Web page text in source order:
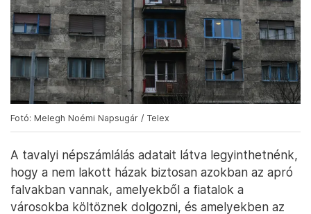
Fotó: Melegh Noémi Napsugár / Telex
A tavalyi népszámlálás adatait látva legyinthetnénk,
hogy a nem lakott házak biztosan azokban az apró
falvakban vannak, amelyekből a fiatalok a
városokba költöznek dolgozni, és amelyekben az